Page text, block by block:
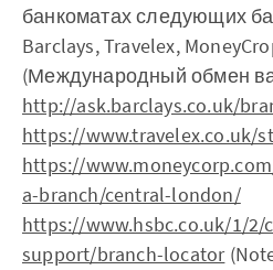
банкоматах следующих
Barclays, Travelex,
(Международный обмен
http://ask.barclays.co.uk/
https://www.travelex.co.uk/
https://
a-branch/central-london/
https://www.hsbc.co.uk/1/2/
support/branch-locator